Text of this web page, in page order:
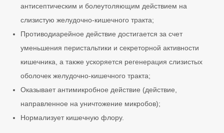
антисептическим и болеутоляющим действием на
слизистую желудочно-кишечного тракта;
Противодиарейное действие достигается за счет
уменьшения перистальтики и секреторной активности
кишечника, а также ускоряется регенерация слизистых
оболочек желудочно-кишечного тракта;
Оказывает антимикробное действие (действие,
направленное на уничтожение микробов);
Нормализует кишечную флору.